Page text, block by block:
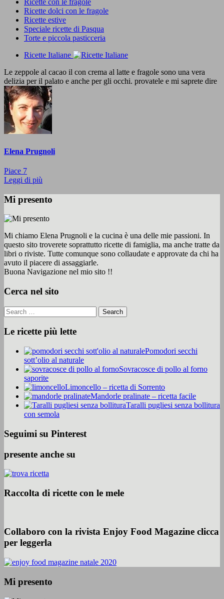
Ricette con le fragole
Ricette dolci con le fragole
Ricette estive
Speciale ricette di Pasqua
Torte e piccola pasticceria
Ricette Italiane
Le zeppole al cacao il con crema al latte e fragole sono una vera
delizia per il palato e anche per gli occhi. provatele e mi saprete dire
Elena Prugnoli
Piace 7
Leggi di più
Mi presento
Mi chiamo Elena Prugnoli e la cucina è una delle mie passioni. In
questo sito troverete soprattutto ricette di famiglia, ma anche tratte da
libri o riviste. Tutte comunque sono collaudate e approvate da chi ha
avuto il piacere di assaggiarle.
Buona Navigazione nel mio sito !!
Cerca nel sito
Le ricette più lette
Pomodori secchi
sott’olio al naturale
Sovracosce di pollo al forno
saporite
Limoncello – ricetta di Sorrento
Mandorle pralinate – ricetta facile
Taralli pugliesi senza bollitura
con semola
Seguimi su Pinterest
presente anche su
Raccolta di ricette con le mele
Collaboro con la rivista Enjoy Food Magazine clicca
per leggerla
Mi presento